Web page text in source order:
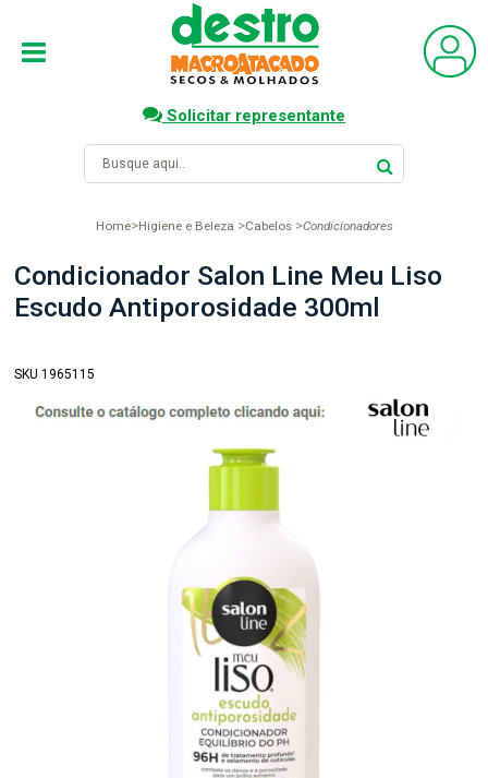
Solicitar representante
Home Higiene e Beleza Cabelos Condicionadores
Condicionador Salon Line Meu Liso
Escudo Antiporosidade 300ml
SKU 1965115